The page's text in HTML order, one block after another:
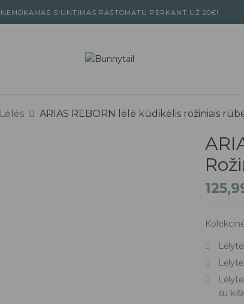
NEMOKAMAS SIUNTIMAS PAŠTOMATU PERKANT UŽ 20€!
Lėlės ARIAS REBORN lėlė kūdikėlis rožiniais
su